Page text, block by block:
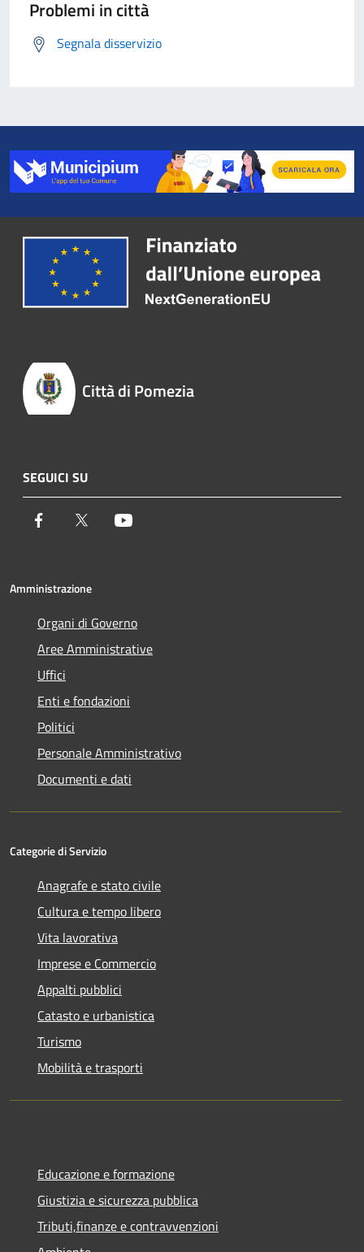
Problemi in città
Segnala disservizio
Città di Pomezia
SEGUICI SU
Facebook Twitter
Amministrazione
Organi di Governo
Aree Amministrative
Uffici
Enti e fondazioni
Politici
Personale Amministrativo
Documenti e dati
Categorie di Servizio
Anagrafe e stato civile
Cultura e tempo libero
Vita lavorativa
Imprese e Commercio
Appalti pubblici
Catasto e urbanistica
Turismo
Mobilità e trasporti
Educazione e formazione
Giustizia e sicurezza pubblica
Tributi,finanze e contravvenzioni